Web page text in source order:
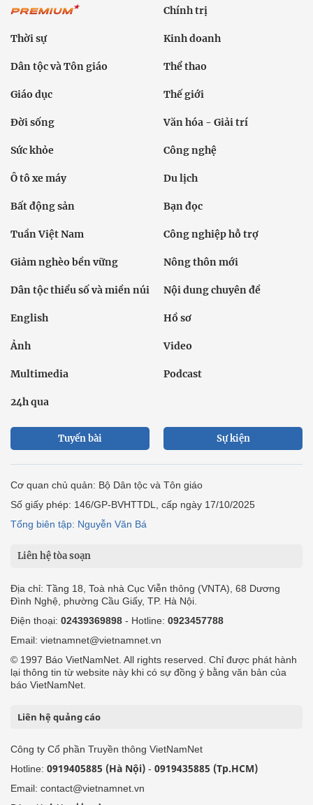
Chính trị
Thời sự Kinh doanh
Dân tộc và Tôn giáo Thể thao
Giáo dục Thế giới
Đời sống Văn hóa - Giải trí
Sức khỏe Công nghệ
Ô tô xe máy Du lịch
Bất động sản Bạn đọc
Tuần Việt Nam Công nghiệp hỗ trợ
Giảm nghèo bền vững Nông thôn mới
Dân tộc thiểu số và miền núi Nội dung chuyên đề
English Hồ sơ
Ảnh Video
Multimedia Podcast
24h qua
Tuyến bài Sự kiện
Cơ quan chủ quản: Bộ Dân tộc và Tôn giáo
Số giấy phép: 146/GP-BVHTTDL, cấp ngày 17/10/2025
Tổng biên tập: Nguyễn Văn Bá
Liên hệ tòa soạn
Địa chỉ: Tầng 18, Toà nhà Cục Viễn thông (VNTA), 68 Dương
Đình Nghệ, phường Cầu Giấy, TP. Hà Nội.
Điện thoại: 02439369898 - Hotline: 0923457788
Email: vietnamnet@vietnamnet.vn
© 1997 Báo VietNamNet. All rights reserved. Chỉ được phát hành
lại thông tin từ website này khi có sự đồng ý bằng văn bản của
báo VietNamNet.
Liên hệ quảng cáo
Công ty Cổ phần Truyền thông VietNamNet
Hotline: 0919405885 (Hà Nội) - 0919435885 (Tp.HCM)
Email: contact@vietnamnet.vn